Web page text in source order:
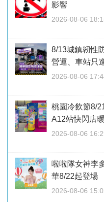
影響
2026-08-06
8/13城鎮韌性
營運、車站只
2026-08-06
桃園冷飲節8/
A12站快閃店
2026-08-06
啦啦隊女神李
華8/22起登場
2026-08-06